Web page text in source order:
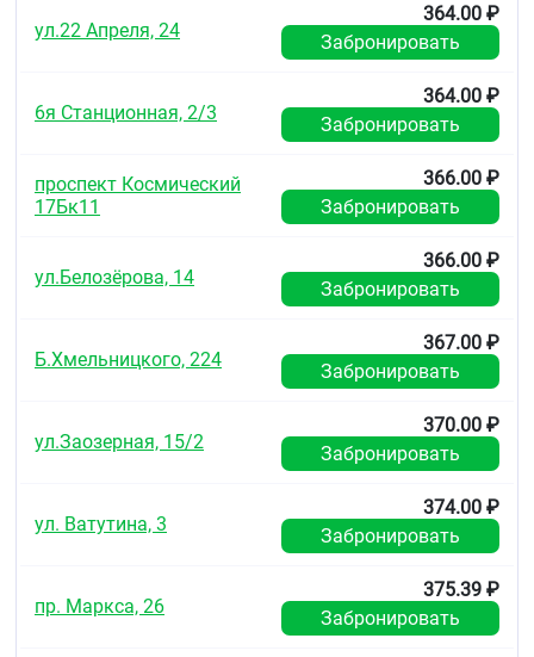
ул.22 Апреля, 24
364.00 ₽
Забронировать
6я Станционная, 2/3
364.00 ₽
Забронировать
проспект Космический
17Бк11
366.00 ₽
Забронировать
ул.Белозёрова, 14
366.00 ₽
Забронировать
Б.Хмельницкого, 224
367.00 ₽
Забронировать
ул.Заозерная, 15/2
370.00 ₽
Забронировать
ул. Ватутина, 3
374.00 ₽
Забронировать
пр. Маркса, 26
375.39 ₽
Забронировать